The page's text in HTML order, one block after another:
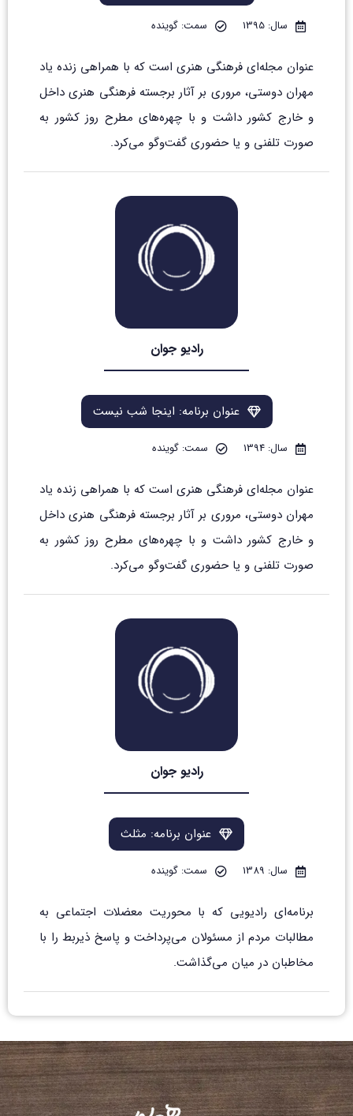
سال: 1395 سمت: گوینده
عنوان مجله‌ای فرهنگی هنری است که با همراهی زنده یاد
مهران دوستی، مروری بر آثار برجسته فرهنگی هنری داخل
و خارج کشور داشت و با چهره‌های مطرح روز کشور به
صورت تلفنی و یا حضوری گفت‌وگو می‌کرد.
رادیو جوان
عنوان برنامه: اینجا شب نیست
سال: 1394 سمت: گوینده
عنوان مجله‌ای فرهنگی هنری است که با همراهی زنده یاد
مهران دوستی، مروری بر آثار برجسته فرهنگی هنری داخل
و خارج کشور داشت و با چهره‌های مطرح روز کشور به
صورت تلفنی و یا حضوری گفت‌وگو می‌کرد.
رادیو جوان
عنوان برنامه: مثلث
سال: 1389 سمت: گوینده
برنامه‌ای رادیویی که با محوریت معضلات اجتماعی به
مطالبات مردم از مسئولان می‌پرداخت و پاسخ ذیربط را با
مخاطبان در میان می‌گذاشت.